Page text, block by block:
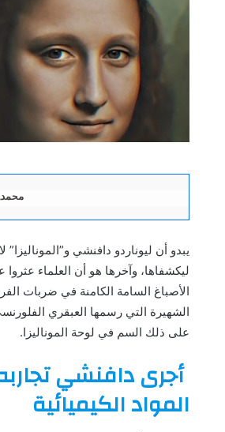
يبدو أن ليوناردو دافنشي و”الموناليزا”
ليكشفاها، وآخرها هو أن العلماء
الأصباغ السامة الكامنة في ضربات
الشهيرة التي رسمها العبقري
على ذلك السم في لوحة الموناليزا.
أجرى دافنشي
المواد الكيميائية